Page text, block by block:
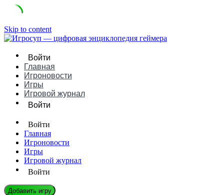
Skip to content
Войти
Главная
Игроновости
Игры
Игровой журнал
Войти
Войти
Главная
Игроновости
Игры
Игровой журнал
Войти
Добавить игру